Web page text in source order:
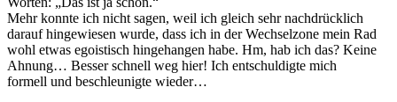
Mehr konnte ich nicht sagen, weil ich gleich sehr nachdrücklich
darauf hingewiesen wurde, dass ich in der Wechselzone mein Rad
wohl etwas egoistisch hingehangen habe. Hm, hab ich das? Keine
Ahnung… Besser schnell weg hier! Ich entschuldigte mich
formell und beschleunigte wieder…